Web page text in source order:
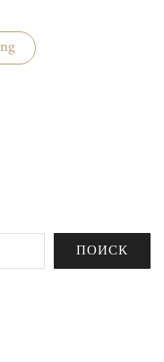
«Гетьманцев
назвал
ПОИСК